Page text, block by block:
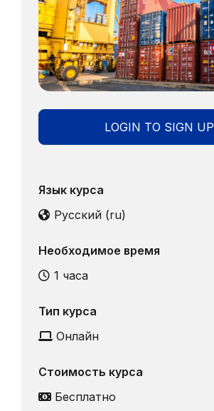
LOGIN TO SIGN UP
Язык курса
Русский ‎(ru)‎
Необходимое время
1 часа
Тип курса
Онлайн
Стоимость курса
Бесплатно